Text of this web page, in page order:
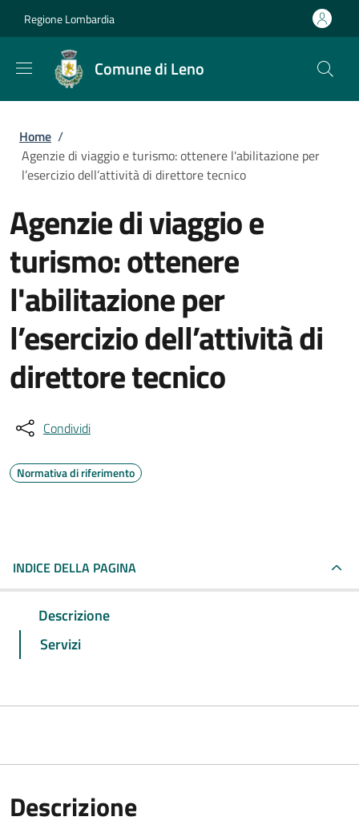
Regione Lombardia
Comune di Leno
Briciole di pane
Home /
Agenzie di viaggio e turismo: ottenere l'abilitazione per
l’esercizio dell’attività di direttore tecnico
Agenzie di viaggio e
turismo: ottenere
l'abilitazione per
l’esercizio dell’attività di
direttore tecnico
Condividi
Normativa di riferimento
INDICE DELLA PAGINA
Descrizione
Servizi
Descrizione